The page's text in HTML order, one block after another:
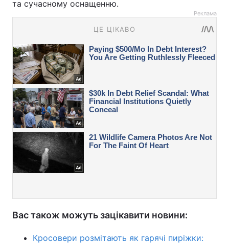
та сучасному оснащенню.
Реклама
Вас також можуть зацікавити новини:
Кросовери розмітають як гарячі пиріжки: